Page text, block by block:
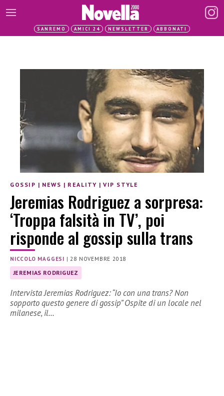
SANREMO AMICI 24 NEWSLETTER ABBONATI
GOSSIP | NEWS | REALITY |VIP STYLE
Jeremias Rodriguez a sorpresa:
‘Troppa falsità in TV’, poi
risponde al gossip sulla trans
NICCOLO MAGGESI |28 NOVEMBRE 2018
JEREMIAS RODRIGUEZ
Intervista Jeremias Rodriguez: “Io con una trans? Non
sopporto questo genere di gossip” Ospite di un locale nel
milanese, il…